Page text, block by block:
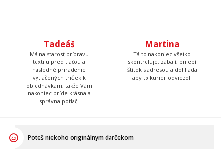
objednávkam, takže Vám
nakoniec príde krásna a
správna potlač.
Poteš niekoho originálnym darčekom